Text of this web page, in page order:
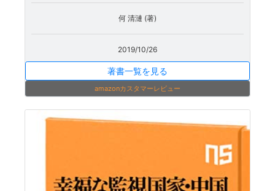
何 清漣 (著)
2019/10/26
著書一覧を見る
amazonカスタマーレビュー